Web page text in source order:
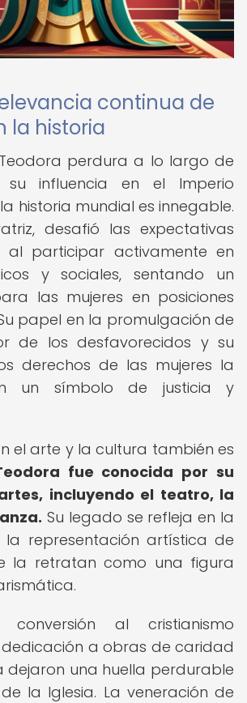
continua de
la historia
perdura a lo largo de
influencia en el Imperio
historia mundial es innegable.
desafió las expectativas
participar activamente en
y sociales, sentando un
las mujeres en posiciones
papel en la promulgación de
de los desfavorecidos y su
derechos de las mujeres la
un símbolo de justicia y
el arte y la cultura también es
fue conocida por su
incluyendo el teatro, la
Su legado se refleja en la
representación artística de
la retratan como una figura
conversión al cristianismo
a obras de caridad
dejaron una huella perdurable
la Iglesia. La veneración de